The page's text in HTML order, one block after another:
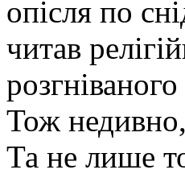
опісля по
читав
Тож
Та не лише